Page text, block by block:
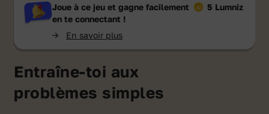
Joue à ce jeu et gagne facilement
5 Lumniz
en te connectant !
-> En savoir plus
Entraîne-toi aux
problèmes simples